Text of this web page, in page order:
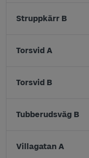
Struppkärr B
Torsvid A
Torsvid B
Tubberudsväg B
Villagatan A